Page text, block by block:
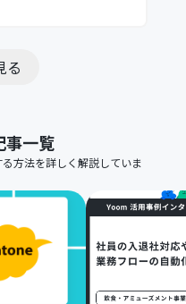
る
事一覧
方法を詳しく解説していま